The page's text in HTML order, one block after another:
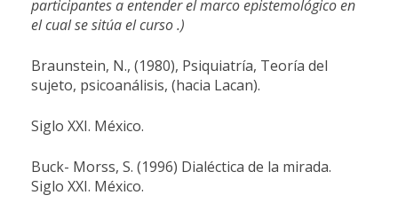
participantes a entender el marco epistemológico en
el cual se sitúa el curso .)
Braunstein, N., (1980), Psiquiatría, Teoría del
sujeto, psicoanálisis, (hacia Lacan).
Siglo XXI. México.
Buck- Morss, S. (1996) Dialéctica de la mirada.
Siglo XXI. México.